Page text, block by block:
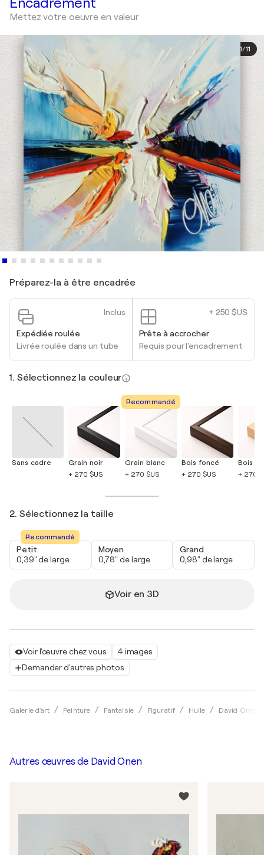
Voir l'œuvre chez vous
4 images
Demander d'autres photos
Galerie d'art Peinture Fantaisie Figuratif Huile David Onen
Mettez votre oeuvre en valeur
1/11
Préparez-la à être encadrée
Inclus
Expédiée roulée
Livrée roulée dans un tube
+ 250 $US
Prête à accrocher
Requis pour l'encadrement
1. Sélectionnez la couleur
Sans cadre
Grain noir
+ 270 $US
Recommandé
Grain blanc
+ 270 $US
Bois foncé
+ 270 $US
Bois
+ 270
2. Sélectionnez la taille
Recommandé
Petit
0,39" de large
Moyen
0,78" de large
Grand
0,98" de large
Voir en 3D
Autres œuvres de David Onen